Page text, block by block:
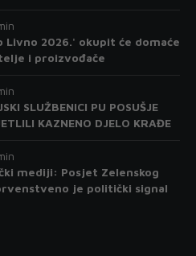
Livno 2026.' okupit će domaće
i proizvođače
SLUŽBENICI PU POSUŠJE
KAZNENO DJELO KRAĐE
mediji: Posjet Zelenskog
je politički signal